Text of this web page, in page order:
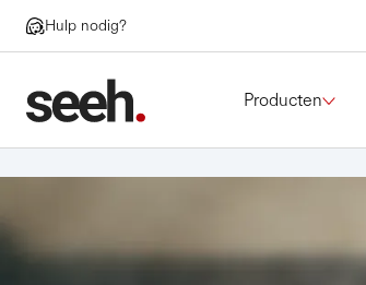
Hulp nodig?
Producten